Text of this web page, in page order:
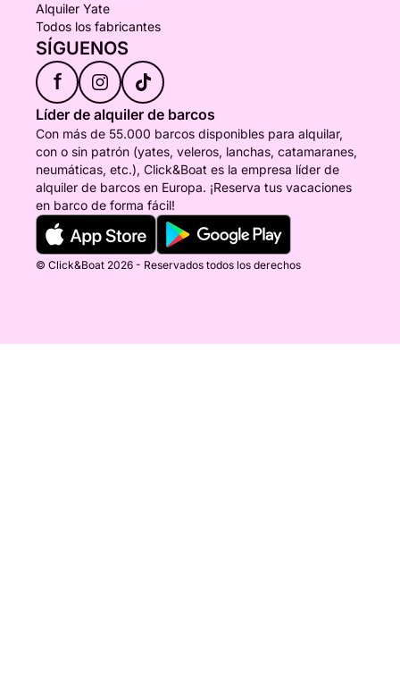
Alquiler Yate
Todos los fabricantes
SÍGUENOS
f
Líder de alquiler de barcos
Con más de 55.000 barcos disponibles para alquilar,
con o sin patrón (yates, veleros, lanchas, catamaranes,
neumáticas, etc.), Click&Boat es la empresa líder de
alquiler de barcos en Europa. ¡Reserva tus vacaciones
en barco de forma fácil!
© Click&Boat 2026 - Reservados todos los derechos